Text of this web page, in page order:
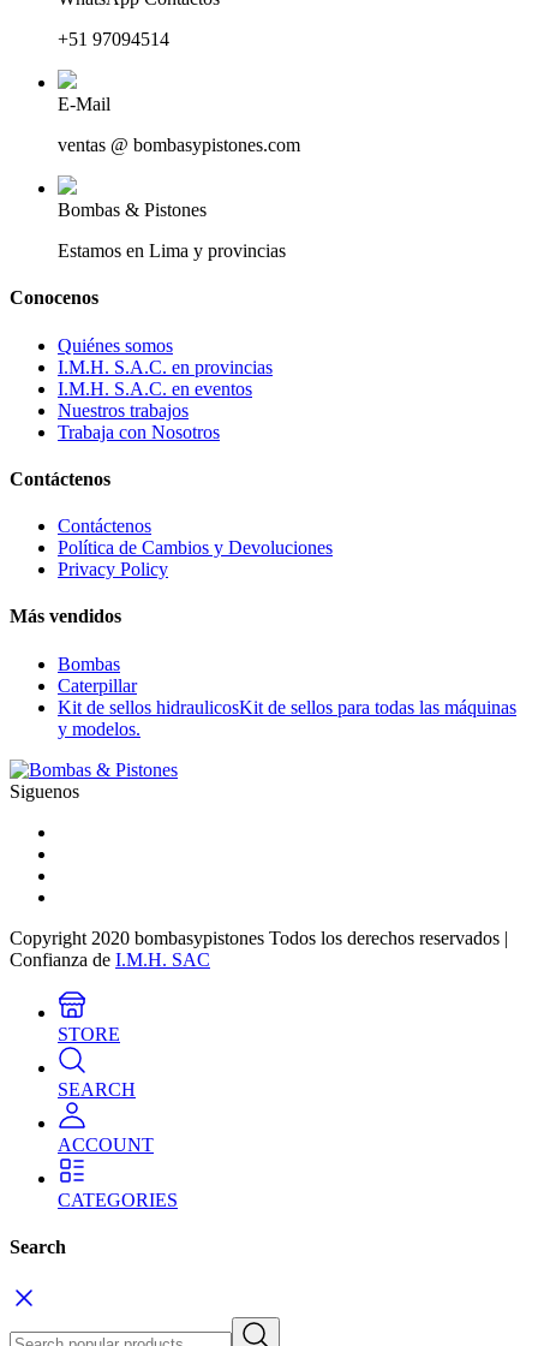
+51 97094514
E-Mail
ventas @ bombasypistones.com
Bombas & Pistones
Estamos en Lima y provincias
Conocenos
Quiénes somos
I.M.H. S.A.C. en provincias
I.M.H. S.A.C. en eventos
Nuestros trabajos
Trabaja con Nosotros
Contáctenos
Contáctenos
Política de Cambios y Devoluciones
Privacy Policy
Más vendidos
Bombas
Caterpillar
Kit de sellos hidraulicosKit de sellos para todas las máquinas
y modelos.
Siguenos
Copyright 2020 bombasypistones Todos los derechos reservados |
Confianza de I.M.H. SAC
STORE
SEARCH
ACCOUNT
CATEGORIES
Search